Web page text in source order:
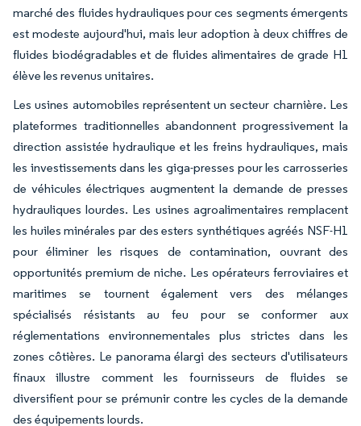
marché des fluides hydrauliques pour ces segments émergents
est modeste aujourd'hui, mais leur adoption à deux chiffres de
fluides biodégradables et de fluides alimentaires de grade H1
élève les revenus unitaires.
Les usines automobiles représentent un secteur charnière. Les
plateformes traditionnelles abandonnent progressivement la
direction assistée hydraulique et les freins hydrauliques, mais
les investissements dans les giga-presses pour les carrosseries
de véhicules électriques augmentent la demande de presses
hydrauliques lourdes. Les usines agroalimentaires remplacent
les huiles minérales par des esters synthétiques agréés NSF-H1
pour éliminer les risques de contamination, ouvrant des
opportunités premium de niche. Les opérateurs ferroviaires et
maritimes se tournent également vers des mélanges
spécialisés résistants au feu pour se conformer aux
réglementations environnementales plus strictes dans les
zones côtières. Le panorama élargi des secteurs d'utilisateurs
finaux illustre comment les fournisseurs de fluides se
diversifient pour se prémunir contre les cycles de la demande
des équipements lourds.